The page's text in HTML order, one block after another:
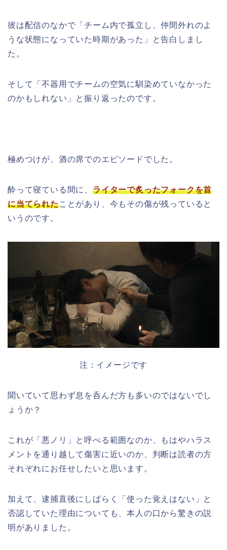
彼は配信のなかで「チーム内で孤立し、仲間外れのよ
うな状態になっていた時期があった」と告白しまし
た。
そして「不器用でチームの空気に馴染めていなかった
のかもしれない」と振り返ったのです。
極めつけが、酒の席でのエピソードでした。
酔って寝ている間に、 ライターで炙ったフォークを首
に当てられたことがあり、今もその傷が残っていると
いうのです。
注：イメージです
聞いていて思わず息を呑んだ方も多いのではないでし
ょうか？
これが「悪ノリ」と呼べる範囲なのか、もはやハラス
メントを通り越して傷害に近いのか、判断は読者の方
それぞれにお任せしたいと思います。
加えて、逮捕直後にしばらく「使った覚えはない」と
否認していた理由についても、本人の口から驚きの説
明がありました。